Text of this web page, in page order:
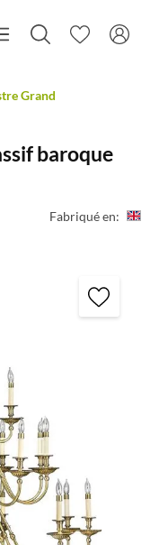
Grand
baroque
Fabriqué en: